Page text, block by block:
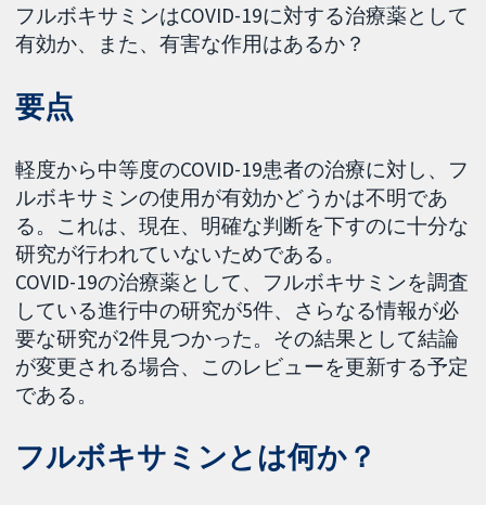
フルボキサミンはCOVID-19に対する治療薬として
有効か、また、有害な作用はあるか？
要点
軽度から中等度のCOVID-19患者の治療に対し、フ
ルボキサミンの使用が有効かどうかは不明であ
る。これは、現在、明確な判断を下すのに十分な
研究が行われていないためである。
COVID-19の治療薬として、フルボキサミンを調査
している進行中の研究が5件、さらなる情報が必
要な研究が2件見つかった。その結果として結論
が変更される場合、このレビューを更新する予定
である。
フルボキサミンとは何か？